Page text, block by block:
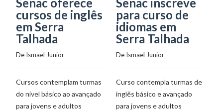
cursos de inglês
em Serra
Talhada
De Ismael Junior
Cursos contemplam turmas
do nível básico ao avançado
para jovens e adultos
para curso de
idiomas em
Serra Talhada
De Ismael Junior
Curso contempla turmas de
inglês básico e avançado
para jovens e adultos